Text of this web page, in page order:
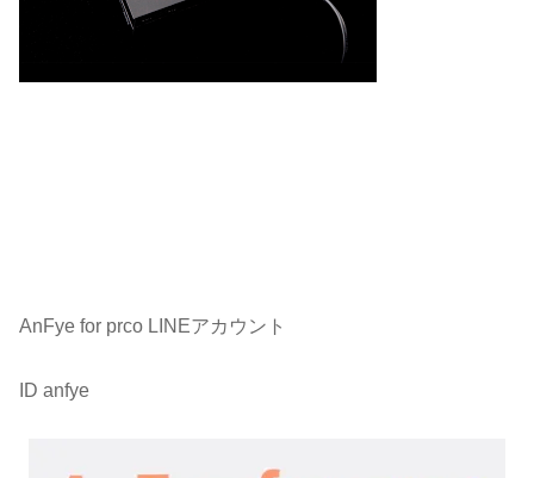
AnFye for prco LINEアカウント
ID anfye